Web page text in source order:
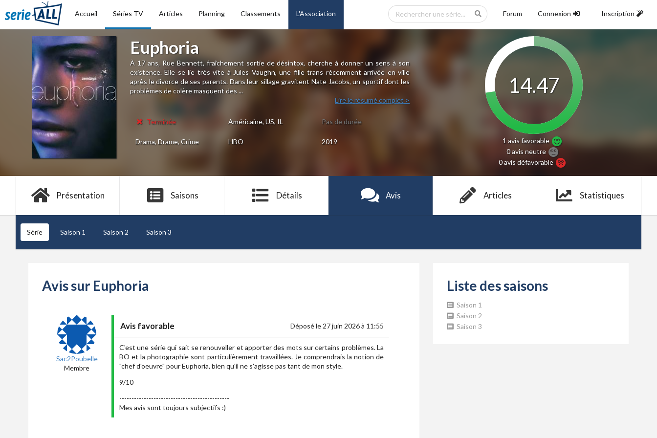
Accueil Séries TV Articles Planning Classements L'Association Forum Connexion Inscription
Euphoria
À 17 ans, Rue Bennett, fraîchement sortie de désintox, cherche à donner un sens à son
existence. Elle se lie très vite à Jules Vaughn, une fille trans récemment arrivée en ville
après le divorce de ses parents. Dans leur sillage gravitent Nate Jacobs, un sportif dont les
problèmes de colère masquent des ...
Lire le résumé complet >
Terminée Américaine, US, IL Pas de durée
Drama, Drame, Crime HBO 2019
14.47
1 avisfavorable
0 avisneutre
0 avisdéfavorable
Présentation Saisons Détails Avis Articles Statistiques
Série Saison 1 Saison 2 Saison 3
Avis sur Euphoria
Sac2Poubelle
Membre
Avis favorable Déposé le 27 juin 2026 à 11:55
C'est une série qui sait se renouveller et apporter des mots sur certains problèmes. La
BO et la photographie sont particulièrement travaillées. Je comprendrais la notion de
"chef d'oeuvre" pour Euphoria, bien qu'il ne s'agisse pas tant de mon style.
9/10
---------------------------------------------
Mes avis sont toujours subjectifs :)
Liste des saisons
Saison 1
Saison 2
Saison 3